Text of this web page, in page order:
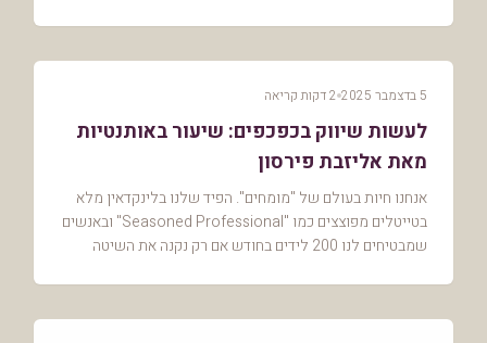
5 בדצמבר 2025 2 דקות קריאה
לעשות שיווק בכפכפים: שיעור באותנטיות
מאת אליזבת פירסון
אנחנו חיות בעולם של "מומחים". הפיד שלנו בלינקדאין מלא
בטייטלים מפוצצים כמו "Seasoned Professional" ובאנשים
שמבטיחים לנו 200 לידים בחודש אם רק נקנה את השיטה